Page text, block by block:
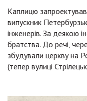
Каплицю запроектував
випускник
інженерів. За деякою
братства. До речі,
збудували церкву на
(тепер вулиці